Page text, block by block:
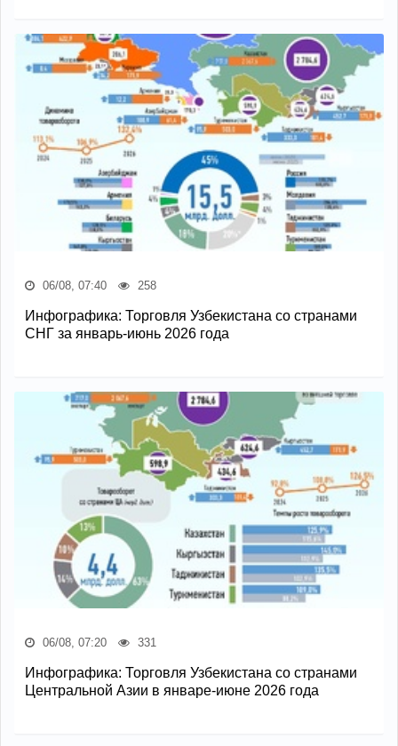
06/08, 07:40 258
Инфографика: Торговля Узбекистана со странами
СНГ за январь-июнь 2026 года
06/08, 07:20 331
Инфографика: Торговля Узбекистана со странами
Центральной Азии в январе-июне 2026 года